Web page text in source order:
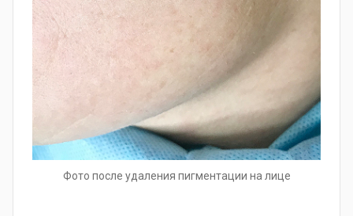
Фото после удаления пигментации на лице